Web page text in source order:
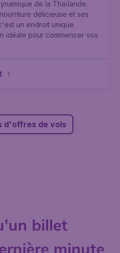
de la Thaïlande.
délicieuse et ses
un endroit unique.
idéale pour commencer vos
d'offres de vols
billet